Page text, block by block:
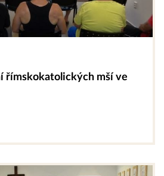
římskokatolických mší ve